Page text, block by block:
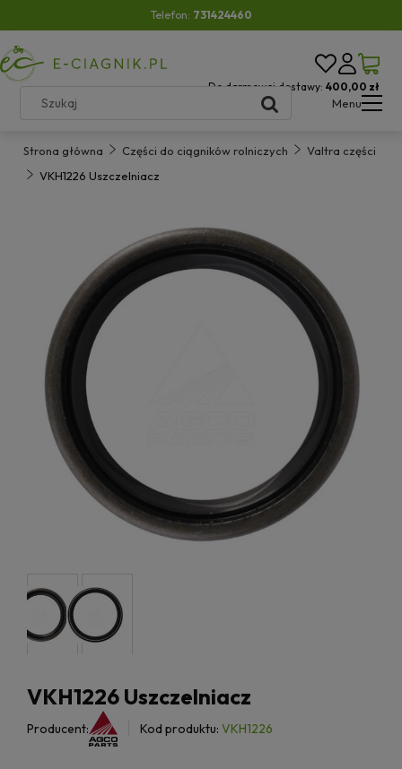
Telefon: 731424460
Do darmowej dostawy: 400,00 zł
Menu
Strona główna Części do ciągników rolniczych
Valtra części
VKH1226 Uszczelniacz
VKH1226 Uszczelniacz
Producent: Kod produktu: VKH1226